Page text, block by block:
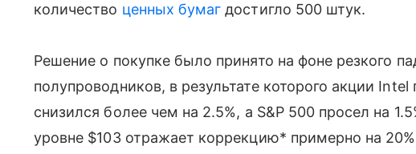
количество ценных бумаг достигло 500 штук.
Решение о покупке было принято на фоне резкого
полупроводников, в результате которого акции
снизился более чем на 2.5%, а S&P 500 просел на
уровне $103 отражает коррекцию* примерно на